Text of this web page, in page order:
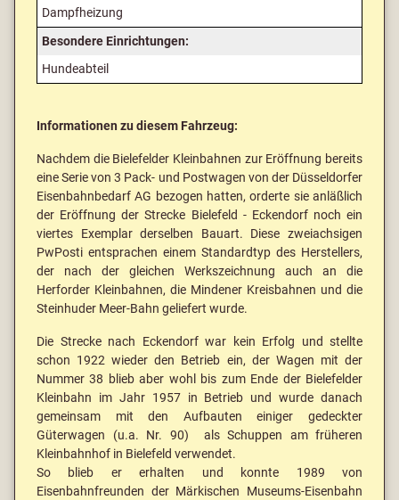
Dampfheizung
Besondere Einrichtungen:
Hundeabteil
Informationen zu diesem Fahrzeug:
Nachdem die Bielefelder Kleinbahnen zur Eröffnung bereits
eine Serie von 3 Pack- und Postwagen von der Düsseldorfer
Eisenbahnbedarf AG bezogen hatten, orderte sie anläßlich
der Eröffnung der Strecke Bielefeld - Eckendorf noch ein
viertes Exemplar derselben Bauart. Diese zweiachsigen
PwPosti entsprachen einem Standardtyp des Herstellers,
der nach der gleichen Werkszeichnung auch an die
Herforder Kleinbahnen, die Mindener Kreisbahnen und die
Steinhuder Meer-Bahn geliefert wurde.
Die Strecke nach Eckendorf war kein Erfolg und stellte
schon 1922 wieder den Betrieb ein, der Wagen mit der
Nummer 38 blieb aber wohl bis zum Ende der Bielefelder
Kleinbahn im Jahr 1957 in Betrieb und wurde danach
gemeinsam mit den Aufbauten einiger gedeckter
Güterwagen (u.a. Nr. 90) als Schuppen am früheren
Kleinbahnhof in Bielefeld verwendet.
So blieb er erhalten und konnte 1989 von
Eisenbahnfreunden der Märkischen Museums-Eisenbahn